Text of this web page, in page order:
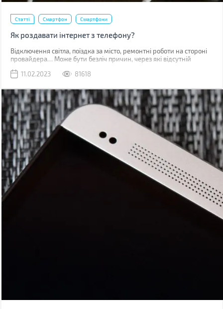
Статті Смартфон Смартфони
Як роздавати інтернет з телефону?
Відключення світла, поїздка за місто, ремонтні роботи на стороні
провайдера… Може бути безліч причин, через які відсутній
мобільна мережа, звичайно, якщо ви знаходитесь у зоні її
11.02.2023 81618